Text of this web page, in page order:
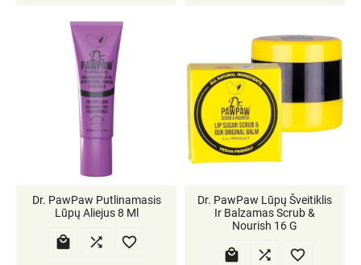
Dr. PawPaw Putlinamasis
Lūpų Aliejus 8 Ml
  
Dr. PawPaw Lūpų Šveitiklis
Ir Balzamas Scrub &
Nourish 16 G
  